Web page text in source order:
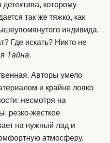
детектива, которому
так же тяжко, как
индивида.
Где искать? Никто не
Тайна.
Авторы умело
и крайне ловко
несмотря на
резко-жесткое
на нужный лад и
атмосферу.